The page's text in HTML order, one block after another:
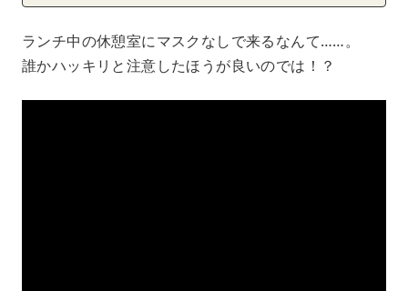
ランチ中の休憩室にマスクなしで来るなんて……。
誰かハッキリと注意したほうが良いのでは！？